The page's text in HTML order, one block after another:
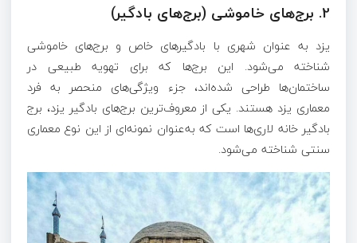
2. برج‌های خاموشی (برج‌های بادگیر)
یزد به عنوان شهری با بادگیرهای خاص و برج‌های خاموشی
شناخته می‌شود. این برج‌ها که برای تهویه طبیعی در
ساختمان‌ها طراحی شده‌اند، جزء ویژگی‌های منحصر به فرد
معماری یزد هستند. یکی از معروف‌ترین برج‌های بادگیر یزد، برج
بادگیر خانه لاری‌ها است که به‌عنوان نمونه‌ای از این نوع معماری
سنتی شناخته می‌شود.